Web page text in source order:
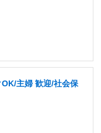
主婦 歓迎/社会保